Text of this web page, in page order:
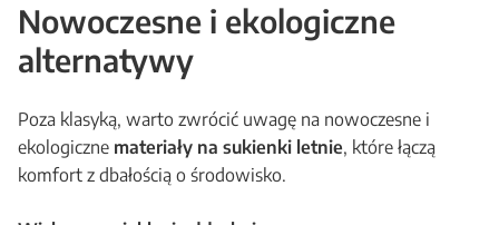
Nowoczesne i ekologiczne
alternatywy
Poza klasyką, warto zwrócić uwagę na nowoczesne i
ekologiczne materiały na sukienki letnie, które łączą
komfort z dbałością o środowisko.